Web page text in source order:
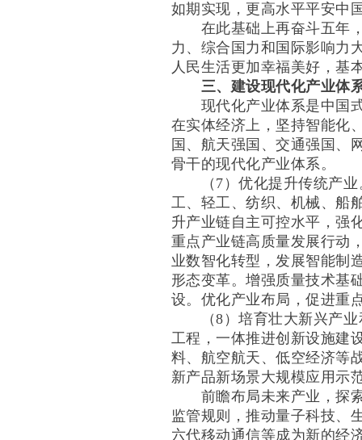
如期实现，更高水平平安中
在此基础上再奋斗五年，
力、综合国力和国际影响力
人民生活更加幸福美好，基
三、建设现代化产业体
现代化产业体系是中国式
在实体经济上，坚持智能化
国、航天强国、交通强国、
骨干的现代化产业体系。
（7）优化提升传统产业
工、轻工、纺织、机械、船
升产业链自主可控水平，强
重点产业链高质量发展行动
业数智化转型，发展智能制
形态变革。增强质量技术基
设。优化产业布局，促进重
（8）培育壮大新兴产业
工程，一体推进创新设施建
料、航空航天、低空经济等
新产品新场景大规模应用示
前瞻布局未来产业，探索
监管规则，推动量子科技、
六代移动通信等成为新的经